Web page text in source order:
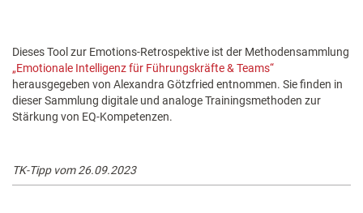
Dieses Tool zur Emotions-Retrospektive ist der Methodensammlung
„Emotionale Intelligenz für Führungskräfte & Teams“
herausgegeben von Alexandra Götzfried entnommen. Sie finden in
dieser Sammlung digitale und analoge Trainingsmethoden zur
Stärkung von EQ-Kompetenzen.
TK-Tipp vom 26.09.2023